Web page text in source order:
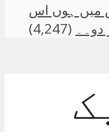
شخص میں ہوں اس
دو۔۔ (4,247)